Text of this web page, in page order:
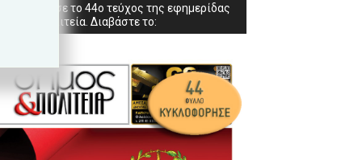
Κυκλοφόρησε το 44ο τεύχος της εφημερίδας
Δήμος & Πολιτεία. Διαβάστε το: